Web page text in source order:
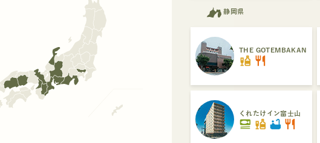
静岡県
THE GOTEMBAKAN
liquor restaurant
くれたけイン富士山
set_meal liquor bathtub restaurant